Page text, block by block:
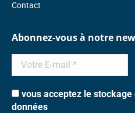
Contact
Abonnez-vous à notre
vous acceptez le
données